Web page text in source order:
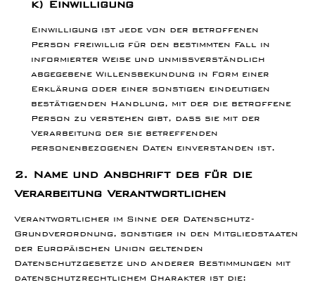
k) Einwilligung
Einwilligung ist jede von der betroffenen
Person freiwillig für den bestimmten Fall in
informierter Weise und unmissverständlich
abgegebene Willensbekundung in Form einer
Erklärung oder einer sonstigen eindeutigen
bestätigenden Handlung, mit der die betroffene
Person zu verstehen gibt, dass sie mit der
Verarbeitung der sie betreffenden
personenbezogenen Daten einverstanden ist.
2. Name und Anschrift des für die
Verarbeitung Verantwortlichen
Verantwortlicher im Sinne der Datenschutz-
Grundverordnung, sonstiger in den Mitgliedstaaten
der Europäischen Union geltenden
Datenschutzgesetze und anderer Bestimmungen mit
datenschutzrechtlichem Charakter ist die: